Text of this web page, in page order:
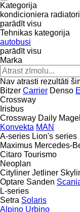
Kategorija
kondicioniera radiatori
parādīt visu
Tehnikas kategorija
autobusi
parādīt visu
Marka
Nav atrasti rezultāti
Bitzer Carrier Denso
Crossway
Irisbus
Crossway Daily
Konvekta MAN
A-series Lion's series
Maximus Mercedes-
Citaro Tourismo
Neoplan
Cityliner Jetliner
Optare Sanden
L-series
Setra Solaris
Alpino Urbino